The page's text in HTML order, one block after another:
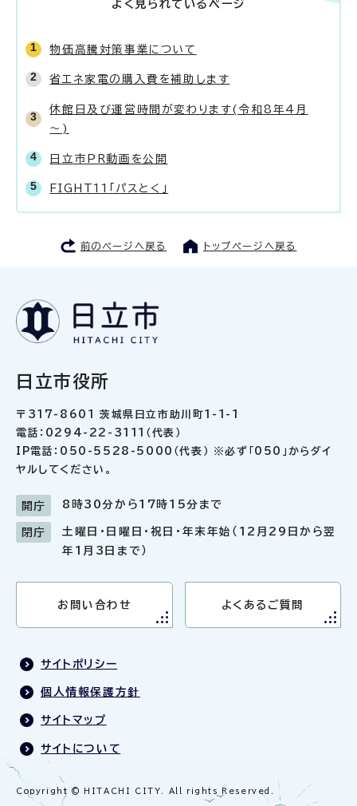
よく見られているページ
物価高騰対策事業について
省エネ家電の購入費を補助します
休館日及び運営時間が変わります(令和8年4月
～)
日立市PR動画を公開
FIGHT11「パスとく」
前のページへ戻る トップページへ戻る
日立市役所
〒317-8601 茨城県日立市助川町1-1-1
電話：0294-22-3111（代表）
IP電話：050-5528-5000（代表） ※必ず「050」からダイ
ヤルしてください。
開庁 8時30分から17時15分まで
閉庁
土曜日・日曜日・祝日・年末年始（12月29日から翌
年1月3日まで）
お問い合わせ よくあるご質問
サイトポリシー
個人情報保護方針
サイトマップ
サイトについて
Copyright © HITACHI CITY. All rights Reserved.